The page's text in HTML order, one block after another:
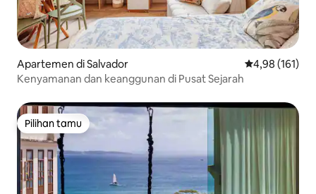
Apartemen di Salvador Nilai rata-rata
4,98 (161)
Kenyamanan dan keanggunan di Pusat Sejarah
Pilihan tamu
Pilihan tamu